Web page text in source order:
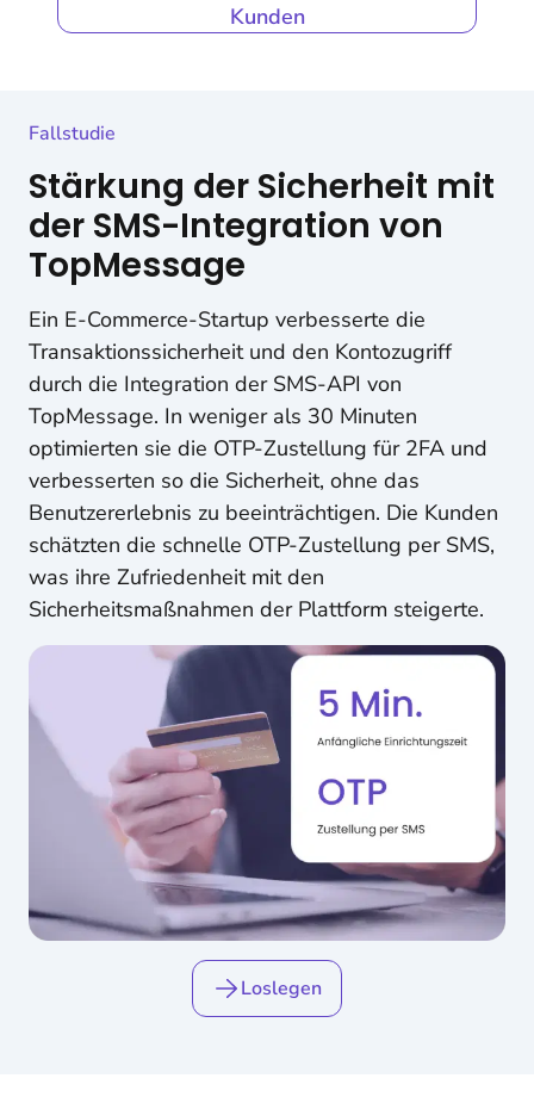
Kunden
Fallstudie
Stärkung der Sicherheit mit
der SMS-Integration von
TopMessage
Ein E-Commerce-Startup verbesserte die
Transaktionssicherheit und den Kontozugriff
durch die Integration der SMS-API von
TopMessage. In weniger als 30 Minuten
optimierten sie die OTP-Zustellung für 2FA und
verbesserten so die Sicherheit, ohne das
Benutzererlebnis zu beeinträchtigen. Die Kunden
schätzten die schnelle OTP-Zustellung per SMS,
was ihre Zufriedenheit mit den
Sicherheitsmaßnahmen der Plattform steigerte.
Loslegen